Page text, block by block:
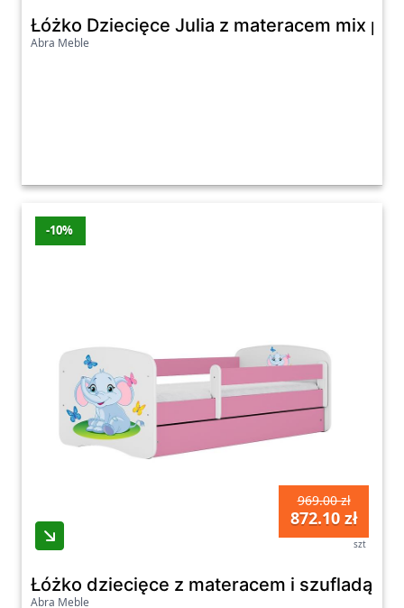
Łóżko Dziecięce Julia z materacem mix
Abra Meble
-10%
969.00 zł
872.10 zł
szt
Łóżko dziecięce z materacem i szufladą
Abra Meble